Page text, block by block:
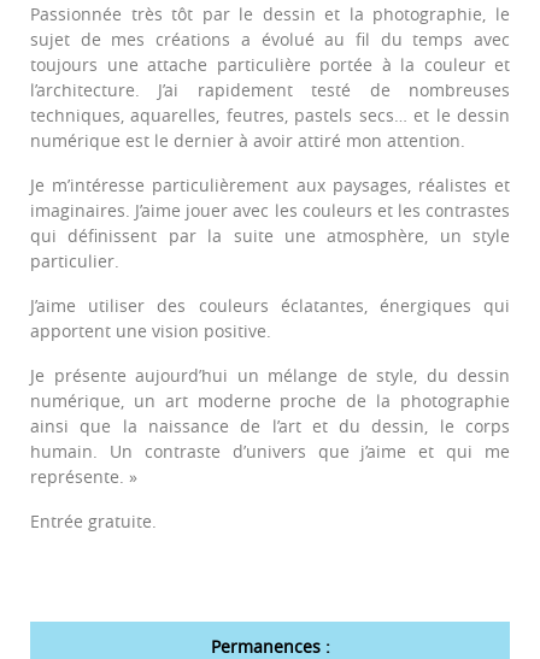
Passionnée très tôt par le dessin et la photographie, le
sujet de mes créations a évolué au fil du temps avec
toujours une attache particulière portée à la couleur et
l’architecture. J’ai rapidement testé de nombreuses
techniques, aquarelles, feutres, pastels secs… et le dessin
numérique est le dernier à avoir attiré mon attention.
Je m’intéresse particulièrement aux paysages, réalistes et
imaginaires. J’aime jouer avec les couleurs et les contrastes
qui définissent par la suite une atmosphère, un style
particulier.
J’aime utiliser des couleurs éclatantes, énergiques qui
apportent une vision positive.
Je présente aujourd’hui un mélange de style, du dessin
numérique, un art moderne proche de la photographie
ainsi que la naissance de l’art et du dessin, le corps
humain. Un contraste d’univers que j’aime et qui me
représente. »
Entrée gratuite.
Permanences :